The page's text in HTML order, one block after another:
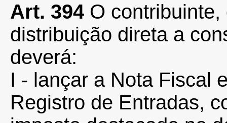
Art. 394 O
distribuição direta a
deverá:
I - lançar a Nota Fiscal
Registro de Entradas,